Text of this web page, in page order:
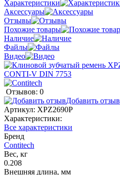
Характеристики
Аксессуары
Отзывы
Похожие товары
Наличие
Файлы
Видео
Отзывов: 0
Добавить отзыв
Артикул: XPZ2690P
Характеристики:
Все характеристики
Бренд
Contitech
Вес, кг
0.208
Внешняя длина, мм